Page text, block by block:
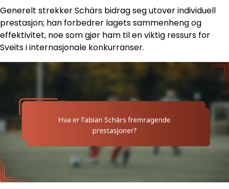
Generelt strekker Schärs bidrag seg utover individuell
prestasjon; han forbedrer lagets sammenheng og
effektivitet, noe som gjør ham til en viktig ressurs for
Sveits i internasjonale konkurranser.